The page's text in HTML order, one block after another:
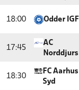
18:00 Odder IGF
17:45
AC
Norddjurs
18:30
FC Aarhus
Syd